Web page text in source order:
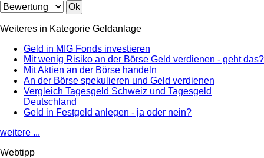
Weiteres in Kategorie Geldanlage
Geld in MIG Fonds investieren
Mit wenig Risiko an der Börse Geld verdienen - geht das?
Mit Aktien an der Börse handeln
An der Börse spekulieren und Geld verdienen
Vergleich Tagesgeld Schweiz und Tagesgeld
Deutschland
Geld in Festgeld anlegen - ja oder nein?
weitere ...
Webtipp